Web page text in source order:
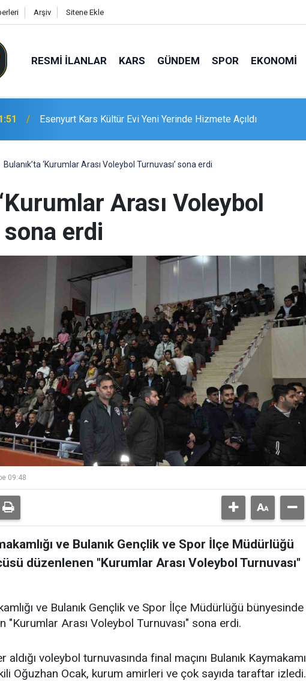
Arşiv Sitene Ekle
RESMI İLANLAR KARS GÜNDEM SPOR EKONOMI
merdivenle kurtardı
Bulanık’ta ‘Kurumlar Arası Voleybol Turnuvası’ sona erdi
Arası Voleybol
sona erdi
09:48
ve Bulanık Gençlik ve Spor İlçe Müdürlüğü
düzenlenen "Kurumlar Arası Voleybol Turnuvası"
ve Bulanık Gençlik ve Spor İlçe Müdürlüğü bünyesinde
"Kurumlar Arası Voleybol Turnuvası" sona erdi.
aldığı voleybol turnuvasında final maçını Bulanık Kaymakamı
Oğuzhan Ocak, kurum amirleri ve çok sayıda taraftar izledi.